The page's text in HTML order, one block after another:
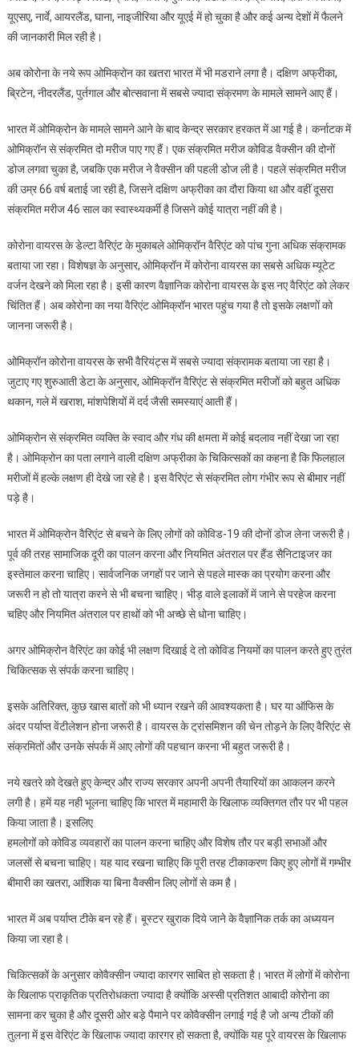
यूएसए, नार्वे, आयरलैंड, घाना, नाइजीरिया और यूएई में हो चुका है और कई अन्य देशों में फैलने
की जानकारी मिल रही है।
अब कोरोना के नये रूप ओमिक्रोन का खतरा भारत में भी मडराने लगा है। दक्षिण अफ्रीका,
ब्रिटेन, नीदरलैंड, पुर्तगाल और बोत्सवाना में सबसे ज्यादा संक्रमण के मामले सामने आए हैं।
भारत में ओमिक्रोन के मामले सामने आने के बाद केन्द्र सरकार हरकत में आ गई है। कर्नाटक में
ओमिक्रॉन से संक्रमित दो मरीज पाए गए हैं। एक संक्रमित मरीज कोविड वैक्सीन की दोनों
डोज लगवा चुका है, जबकि एक मरीज ने वैक्सीन की पहली डोज ली है। पहले संक्रमित मरीज
की उम्र 66 वर्ष बताई जा रही है, जिसने दक्षिण अफ्रीका का दौरा किया था और वहीं दूसरा
संक्रमित मरीज 46 साल का स्वास्थ्यकर्मी है जिसने कोई यात्रा नहीं की है।
कोरोना वायरस के डेल्टा वैरिएंट के मुकाबले ओमिक्रॉन वैरिएंट को पांच गुना अधिक संक्रामक
बताया जा रहा। विशेषज्ञ के अनुसार, ओमिक्रॉन में कोरोना वायरस का सबसे अधिक म्यूटेट
वर्जन देखने को मिला रहा है। इसी कारण वैज्ञानिक कोरोना वायरस के इस नए वैरिएंट को लेकर
चिंतित हैं। अब कोरोना का नया वैरिएंट ओमिक्रॉन भारत पहुंच गया है तो इसके लक्षणों को
जानना जरूरी है।
ओमिक्रॉन कोरोना वायरस के सभी वैरियंट्स में सबसे ज्यादा संक्रामक बताया जा रहा है।
जुटाए गए शुरुआती डेटा के अनुसार, ओमिक्रॉन वैरिएंट से संक्रमित मरीजों को बहुत अधिक
थकान, गले में खराश, मांशपेशियों में दर्द जैसी समस्याएं आती हैं।
ओमिक्रोन से संक्रमित व्यक्ति के स्वाद और गंध की क्षमता में कोई बदलाव नहीं देखा जा रहा
है। ओमिक्रोन का पता लगाने वाली दक्षिण अफ्रीका के चिकित्सकों का कहना है कि फिलहाल
मरीजों में हल्के लक्षण ही देखे जा रहे है। इस वैरिएंट से संक्रमित लोग गंभीर रूप से बीमार नहीं
पड़े है।
भारत में ओमिक्रोन वैरिएंट से बचने के लिए लोगों को कोविड-19 की दोनों डोज लेना जरूरी है।
पूर्व की तरह सामाजिक दूरी का पालन करना और नियमित अंतराल पर हैंड सैनिटाइजर का
इस्तेमाल करना चाहिए। सार्वजनिक जगहों पर जाने से पहले मास्क का प्रयोग करना और
जरूरी न हो तो यात्रा करने से भी बचना चाहिए। भीड़ वाले इलाकों में जाने से परहेज करना
चहिए और नियमित अंतराल पर हाथों को भी अच्छे से धोना चाहिए।
अगर ओमिक्रोन वैरिएंट का कोई भी लक्षण दिखाई दे तो कोविड नियमों का पालन करते हुए तुरंत
चिकित्सक से संपर्क करना चाहिए।
इसके अतिरिक्त, कुछ खास बातों को भी ध्यान रखने की आवश्यकता है। घर या ऑफिस के
अंदर पर्याप्त वेंटीलेशन होना जरूरी है। वायरस के ट्रांसमिशन की चेन तोड़ने के लिए वैरिएंट से
संक्रमितों और उनके संपर्क में आए लोगों की पहचान करना भी बहुत जरूरी है।
नये खतरे को देखते हुए केन्द्र और राज्य सरकार अपनी अपनी तैयारियों का आकलन करने
लगी है। हमें यह नही भूलना चाहिए कि भारत में महामारी के खिलाफ व्यक्तिगत तौर पर भी पहल
किया जाता है। इसलिए
हमलोगों को कोविड व्यवहारों का पालन करना चाहिए और विशेष तौर पर बड़ी सभाओं और
जलसों से बचना चाहिए। यह याद रखना चाहिए कि पूरी तरह टीकाकरण किए हुए लोगों में गम्भीर
बीमारी का खतरा, आंशिक या बिना वैक्सीन लिए लोगों से कम है।
भारत में अब पर्याप्त टीके बन रहे हैं। बूस्टर खुराक दिये जाने के वैज्ञानिक तर्क का अध्ययन
किया जा रहा है।
चिकित्सकों के अनुसार कोवैक्सीन ज्यादा कारगर साबित हो सकता है। भारत में लोगों में कोरोना
के खिलाफ प्राकृतिक प्रतिरोधकता ज्यादा है क्योंकि अस्सी प्रतिशत आबादी कोरोना का
सामना कर चुका है और दूसरी ओर बड़े पैमाने पर कोवैक्सीन लगाई गई है जो अन्य टीकों की
तुलना में इस वेरिएंट के खिलाफ ज्यादा कारगर हो सकता है, क्योंकि यह पूरे वायरस के खिलाफ